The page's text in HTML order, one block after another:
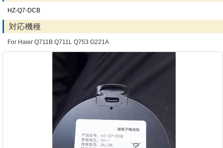
HZ-Q7-DCB
対応機種
For Haier Q711B Q711L Q753 G221A